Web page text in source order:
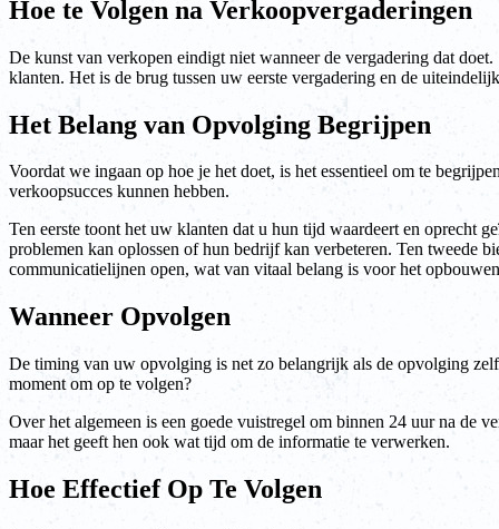
Hoe te Volgen na Verkoopvergaderingen
De kunst van verkopen eindigt niet wanneer de vergadering dat
klanten. Het is de brug tussen uw eerste vergadering en de
Het Belang van Opvolging Begrijpen
Voordat we ingaan op hoe je het doet, is het essentieel om te
verkoopsucces kunnen hebben.
Ten eerste toont het uw klanten dat u hun tijd waardeert en oprecht
problemen kan oplossen of hun bedrijf kan verbeteren. Ten tweede
communicatielijnen open, wat van vitaal belang is voor het
Wanneer Opvolgen
De timing van uw opvolging is net zo belangrijk als de opvolging
moment om op te volgen?
Over het algemeen is een goede vuistregel om binnen 24 uur na de
maar het geeft hen ook wat tijd om de informatie te verwerken.
Hoe Effectief Op Te Volgen